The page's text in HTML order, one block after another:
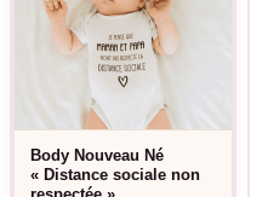
les liens fraternels
les mouvements naturels de
les modes et les saisons
les vêtements des frères et
Body Nouveau Né
« Distance sociale non